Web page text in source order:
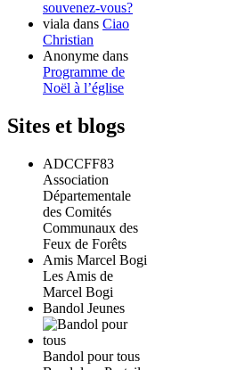
souvenez-vous?
viala dans Ciao
Christian
Anonyme dans
Programme de
Noël à l’église
Sites et blogs
ADCCFF83
Association
Départementale
des Comités
Communaux des
Feux de Forêts
Amis Marcel Bogi
Les Amis de
Marcel Bogi
Bandol Jeunes
Bandol pour tous